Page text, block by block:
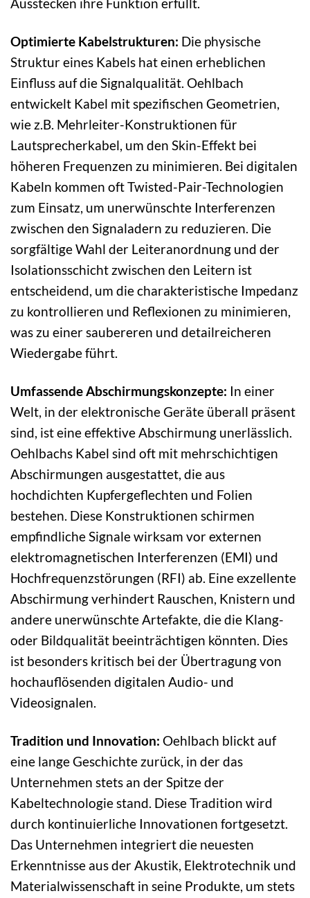
Ausstecken ihre Funktion erfüllt.
Optimierte Kabelstrukturen: Die physische
Struktur eines Kabels hat einen erheblichen
Einfluss auf die Signalqualität. Oehlbach
entwickelt Kabel mit spezifischen Geometrien,
wie z.B. Mehrleiter-Konstruktionen für
Lautsprecherkabel, um den Skin-Effekt bei
höheren Frequenzen zu minimieren. Bei digitalen
Kabeln kommen oft Twisted-Pair-Technologien
zum Einsatz, um unerwünschte Interferenzen
zwischen den Signaladern zu reduzieren. Die
sorgfältige Wahl der Leiteranordnung und der
Isolationsschicht zwischen den Leitern ist
entscheidend, um die charakteristische Impedanz
zu kontrollieren und Reflexionen zu minimieren,
was zu einer saubereren und detailreicheren
Wiedergabe führt.
Umfassende Abschirmungskonzepte: In einer
Welt, in der elektronische Geräte überall präsent
sind, ist eine effektive Abschirmung unerlässlich.
Oehlbachs Kabel sind oft mit mehrschichtigen
Abschirmungen ausgestattet, die aus
hochdichten Kupfergeflechten und Folien
bestehen. Diese Konstruktionen schirmen
empfindliche Signale wirksam vor externen
elektromagnetischen Interferenzen (EMI) und
Hochfrequenzstörungen (RFI) ab. Eine exzellente
Abschirmung verhindert Rauschen, Knistern und
andere unerwünschte Artefakte, die die Klang-
oder Bildqualität beeinträchtigen könnten. Dies
ist besonders kritisch bei der Übertragung von
hochauflösenden digitalen Audio- und
Videosignalen.
Tradition und Innovation: Oehlbach blickt auf
eine lange Geschichte zurück, in der das
Unternehmen stets an der Spitze der
Kabeltechnologie stand. Diese Tradition wird
durch kontinuierliche Innovationen fortgesetzt.
Das Unternehmen integriert die neuesten
Erkenntnisse aus der Akustik, Elektrotechnik und
Materialwissenschaft in seine Produkte, um stets